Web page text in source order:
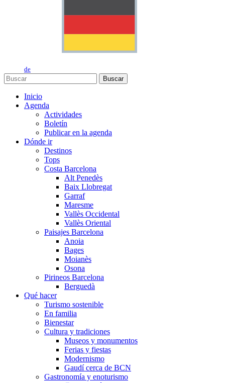
de
Buscar
Inicio
Agenda
Actividades
Boletín
Publicar en la agenda
Dónde ir
Destinos
Tops
Costa Barcelona
Alt Penedès
Baix Llobregat
Garraf
Maresme
Vallès Occidental
Vallès Oriental
Paisajes Barcelona
Anoia
Bages
Moianès
Osona
Pirineos Barcelona
Berguedà
Qué hacer
Turismo sostenible
En familia
Bienestar
Cultura y tradiciones
Museos y monumentos
Ferias y fiestas
Modernismo
Gaudí cerca de BCN
Gastronomía y enoturismo